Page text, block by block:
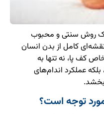
یک روش سنتی و محبوب
کامل از بدن انسان
کف پا، نه تنها به
عملکرد اندام‌های
توجه است؟